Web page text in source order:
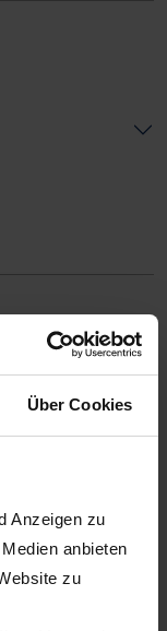
Über Cookies
Anzeigen zu
anbieten
zu